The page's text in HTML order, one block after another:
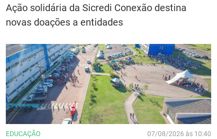
Ação solidária da Sicredi Conexão destina
novas doações a entidades
EDUCAÇÃO 07/08/2026 às 10:40